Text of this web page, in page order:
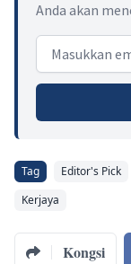
Anda akan
Email address
Tag Editor's Pick
Kerjaya
Kongsi